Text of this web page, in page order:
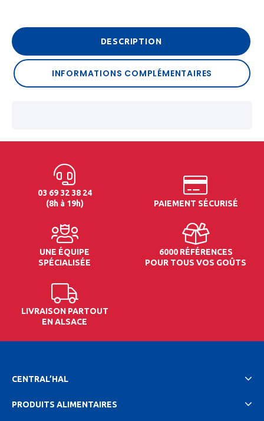
DESCRIPTION
INFORMATIONS COMPLÉMENTAIRES
03 69 32 38 24
(8h à 19h)
PAIEMENT SÉCURISÉ
UNE ÉQUIPE
SPÉCIALISÉE
6000 RÉFÉRENCES
POUR TOUS VOS GOÛTS
LIVRAISON PARTOUT
EN ALSACE
CENTRAL’HAL
PRODUITS ALIMENTAIRES